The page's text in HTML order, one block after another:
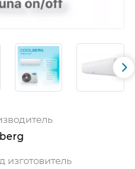
изготовитель